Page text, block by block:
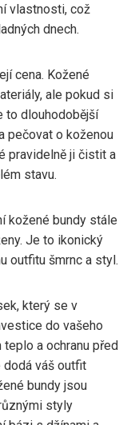
vlastnosti, což
dnech.
cena. Kožené
ale pokud si
to dlouhodobější
pečovat o koženou
pravidelně ji čistit a
stavu.
kožené bundy stále
Je to ikonický
outfitu šmrnc a styl.
který se v
do vašeho
a ochranu před
dodá váš outfit
bundy jsou
styly